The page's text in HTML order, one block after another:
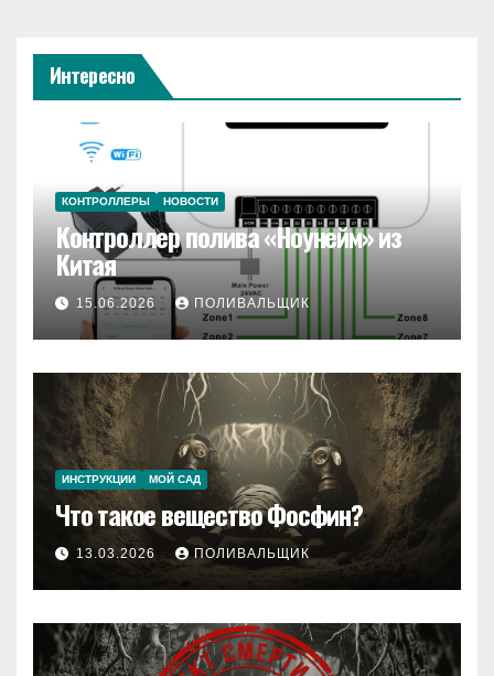
Интересно
КОНТРОЛЛЕРЫ НОВОСТИ
Контроллер полива «Ноунейм» из
Китая
15.06.2026 ПОЛИВАЛЬЩИК
ИНСТРУКЦИИ МОЙ САД
Что такое вещество Фосфин?
13.03.2026 ПОЛИВАЛЬЩИК